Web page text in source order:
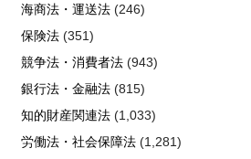
海商法・運送法(246)
保険法(351)
競争法・消費者法(943)
銀行法・金融法(815)
知的財産関連法(1,033)
労働法・社会保障法(1,281)